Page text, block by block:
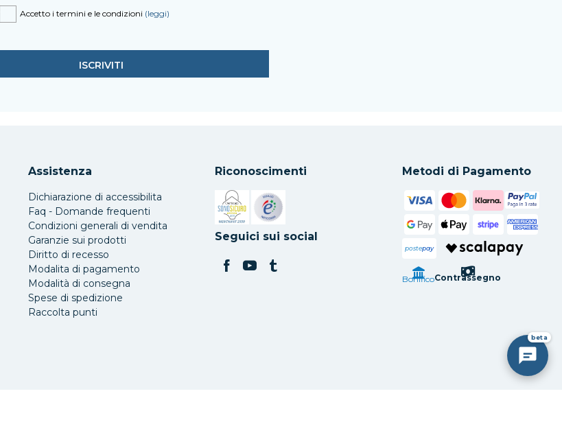
Accetto i termini e le condizioni (leggi)
Assistenza
Dichiarazione di accessibilita
Faq - Domande frequenti
Condizioni generali di vendita
Garanzie sui prodotti
Diritto di recesso
Modalita di pagamento
Modalità di consegna
Spese di spedizione
Raccolta punti
Riconoscimenti
Si apre in una nuova scheda
Si apre in una nuova scheda
Seguici sui social
Metodi di Pagamento
postepay
BonificoContrassegno
beta